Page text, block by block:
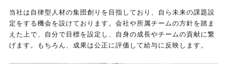
当社は自律型人材の集団創りを目指しており、自ら未来の課題設
定をする機会を設けております。会社や所属チームの方針を踏ま
えた上で、自分で目標を設定し、自身の成長やチームの貢献に繋
げます。もちろん、成果は公正に評価して給与に反映します。